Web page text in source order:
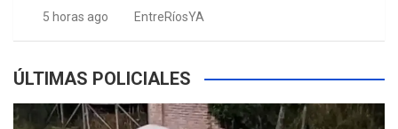
5 horas ago EntreRíosYA
ÚLTIMAS POLICIALES